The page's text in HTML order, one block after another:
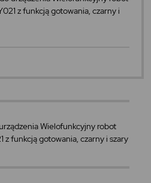
z funkcją gotowania, czarny i
Wielofunkcyjny robot
z funkcją gotowania, czarny i szary